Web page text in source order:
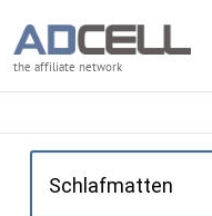
the affiliate network